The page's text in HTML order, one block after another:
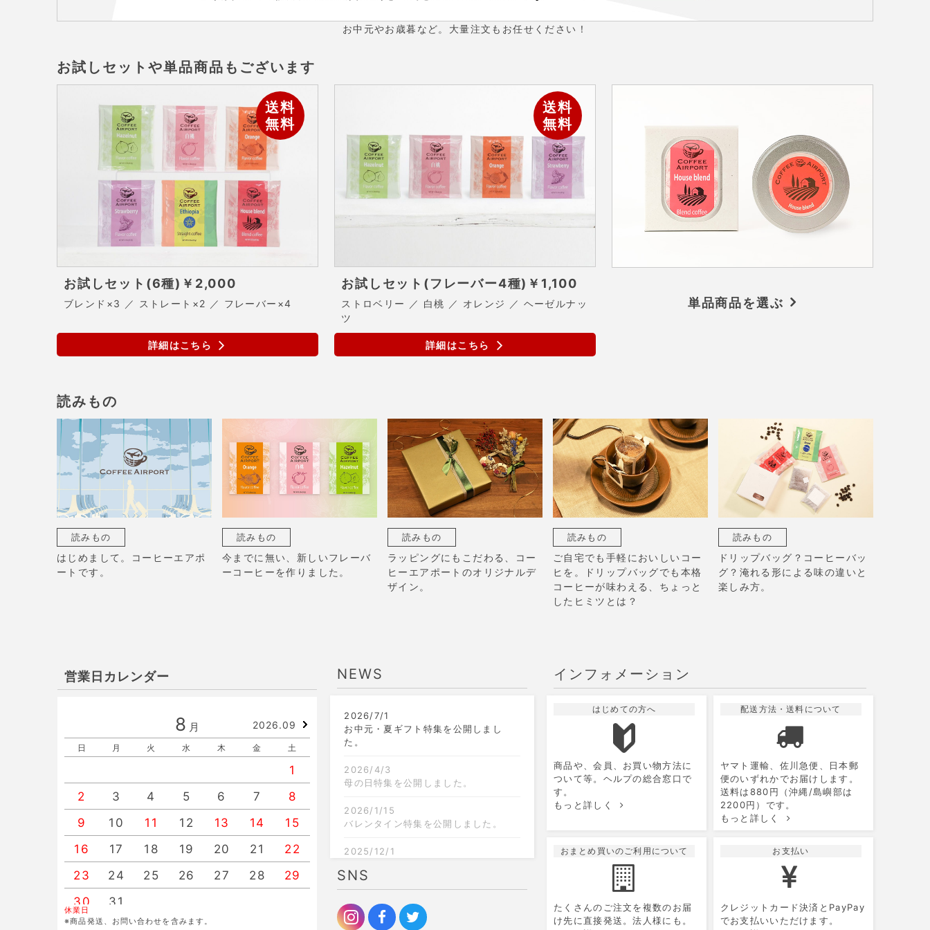
お中元やお歳暮など。大量注文もお任せください！
お試しセットや単品商品もございます
送料
無料
お試しセット(6種) ￥2,000
ブレンド×3 ／ ストレート×2 ／ フレーバー×4
詳細はこちら
送料
無料
お試しセット(フレーバー4種) ￥1,100
ストロベリー ／ 白桃 ／ オレンジ ／ ヘーゼルナッ
ツ
詳細はこちら
単品商品を選ぶ
読みもの
読みもの
はじめまして。コーヒーエアポ
ートです。
読みもの
今までに無い、新しいフレーバ
ーコーヒーを作りました。
読みもの
ラッピングにもこだわる、コー
ヒーエアポートのオリジナルデ
ザイン。
読みもの
ご自宅でも手軽においしいコー
ヒを。ドリップバッグでも本格
コーヒーが味わえる、ちょっと
したヒミツとは？
読みもの
ドリップバッグ？コーヒーバッ
グ？淹れる形による味の違いと
楽しみ方。
営業日カレンダー
8 月 2026.09
日 月 火 水 木 金 土
1
2
3 4 5 6 7
8
9
10 11 12 13 14
15
16
17 18 19 20 21
22
23
24 25 26 27 28
29
30
31
9月
日
5
12
13
14 15 16 17
20
21
27
2026.11
月 金
1 2
3
8 9
10
15 16
18
19 20 23
24
26 30
休業日
※商品発送、お問い合わせを含みます。
NEWS
2026/7/1
お中元・夏ギフト特集を公開しまし
た。
2026/4/3
母の日特集を公開しました。
2026/1/15
バレンタイン特集を公開しました。
2025/12/1
ました。
2025/9/6
お歳暮特集を公開しました。
SNS
インフォメーション
はじめての方へ
商品や、会員、お買い物方法に
ついて等。ヘルプの総合窓口で
す。
もっと詳しく
配送方法・送料について
ヤマト運輸、佐川急便、日本郵
便のいずれかでお届けします。
送料は880円（沖縄/島嶼部は
2200円）です。
もっと詳しく
おまとめ買いのご利用について
たくさんのご注文を複数のお届
け先に直接発送。法人様にも。
お支払い
クレジットカード決済とPayPay
でお支払いいただけます。